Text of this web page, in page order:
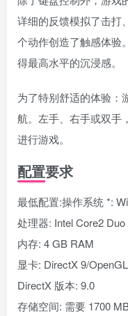
详细的反馈模拟了击打
个动作创造了触感体验
得最高水平的沉浸感。
为了特别舒适的体验：
航。左手、右手或双手
进行游戏。
配置要求
最低配置:操作系统 *:
处理器: Intel Core2
内存: 4 GB RAM
显卡: DirectX 9/
DirectX 版本: 9.0
存储空间: 需要 1700